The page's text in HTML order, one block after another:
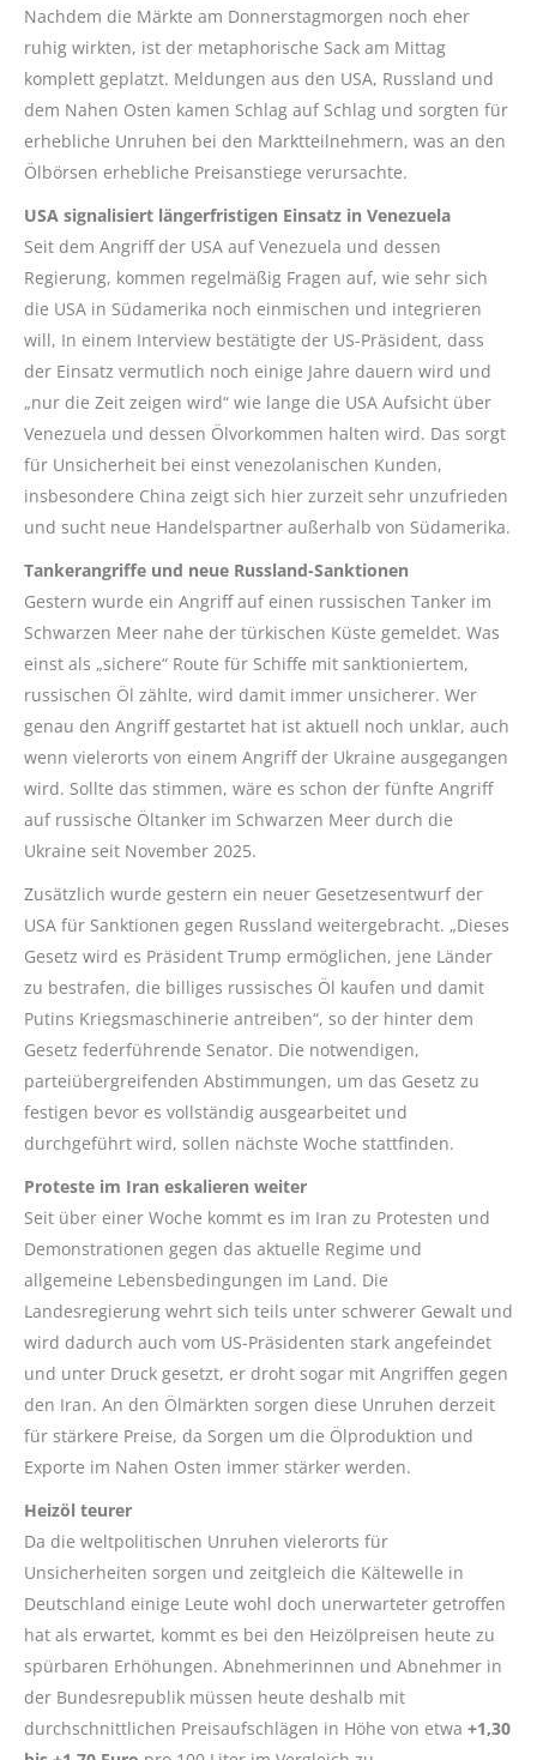
Nachdem die Märkte am Donnerstagmorgen noch eher
ruhig wirkten, ist der metaphorische Sack am Mittag
komplett geplatzt. Meldungen aus den USA, Russland und
dem Nahen Osten kamen Schlag auf Schlag und sorgten für
erhebliche Unruhen bei den Marktteilnehmern, was an den
Ölbörsen erhebliche Preisanstiege verursachte.
USA signalisiert längerfristigen Einsatz in Venezuela
Seit dem Angriff der USA auf Venezuela und dessen
Regierung, kommen regelmäßig Fragen auf, wie sehr sich
die USA in Südamerika noch einmischen und integrieren
will, In einem Interview bestätigte der US-Präsident, dass
der Einsatz vermutlich noch einige Jahre dauern wird und
„nur die Zeit zeigen wird“ wie lange die USA Aufsicht über
Venezuela und dessen Ölvorkommen halten wird. Das sorgt
für Unsicherheit bei einst venezolanischen Kunden,
insbesondere China zeigt sich hier zurzeit sehr unzufrieden
und sucht neue Handelspartner außerhalb von Südamerika.
Tankerangriffe und neue Russland-Sanktionen
Gestern wurde ein Angriff auf einen russischen Tanker im
Schwarzen Meer nahe der türkischen Küste gemeldet. Was
einst als „sichere“ Route für Schiffe mit sanktioniertem,
russischen Öl zählte, wird damit immer unsicherer. Wer
genau den Angriff gestartet hat ist aktuell noch unklar, auch
wenn vielerorts von einem Angriff der Ukraine ausgegangen
wird. Sollte das stimmen, wäre es schon der fünfte Angriff
auf russische Öltanker im Schwarzen Meer durch die
Ukraine seit November 2025.
Zusätzlich wurde gestern ein neuer Gesetzesentwurf der
USA für Sanktionen gegen Russland weitergebracht. „Dieses
Gesetz wird es Präsident Trump ermöglichen, jene Länder
zu bestrafen, die billiges russisches Öl kaufen und damit
Putins Kriegsmaschinerie antreiben“, so der hinter dem
Gesetz federführende Senator. Die notwendigen,
parteiübergreifenden Abstimmungen, um das Gesetz zu
festigen bevor es vollständig ausgearbeitet und
durchgeführt wird, sollen nächste Woche stattfinden.
Proteste im Iran eskalieren weiter
Seit über einer Woche kommt es im Iran zu Protesten und
Demonstrationen gegen das aktuelle Regime und
allgemeine Lebensbedingungen im Land. Die
Landesregierung wehrt sich teils unter schwerer Gewalt und
wird dadurch auch vom US-Präsidenten stark angefeindet
und unter Druck gesetzt, er droht sogar mit Angriffen gegen
den Iran. An den Ölmärkten sorgen diese Unruhen derzeit
für stärkere Preise, da Sorgen um die Ölproduktion und
Exporte im Nahen Osten immer stärker werden.
Heizöl teurer
Da die weltpolitischen Unruhen vielerorts für
Unsicherheiten sorgen und zeitgleich die Kältewelle in
Deutschland einige Leute wohl doch unerwarteter getroffen
hat als erwartet, kommt es bei den Heizölpreisen heute zu
spürbaren Erhöhungen. Abnehmerinnen und Abnehmer in
der Bundesrepublik müssen heute deshalb mit
durchschnittlichen Preisaufschlägen in Höhe von etwa +1,30